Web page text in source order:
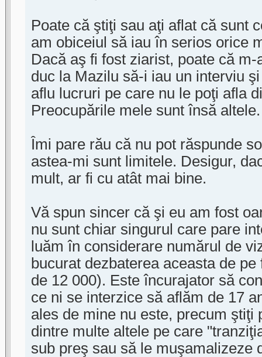
Poate că ştiţi sau aţi aflat că sunt
am obiceiul să iau în serios orice
Dacă aş fi fost ziarist, poate că
duc la Mazilu să-i iau un interviu
aflu lucruri pe care nu le poţi afla
Preocupările mele sunt însă altele.
Îmi pare rău că nu pot răspunde
astea-mi sunt limitele. Desigur,
mult, ar fi cu atât mai bine.
Vă spun sincer că şi eu am fost
nu sunt chiar singurul care pare
luăm în considerare numărul de
bucurat dezbaterea aceasta de
de 12 000). Este încurajator să
ce ni se interzice să aflăm de 17
ales de mine nu este, precum ştiţi
dintre multe altele pe care
sub preş sau să le muşamalizeze